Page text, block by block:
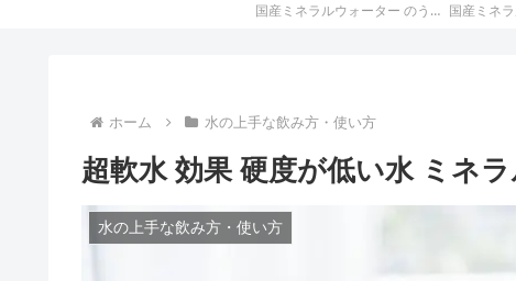
国産ミネラルウォーター のうち、 関東・甲信越地方のミネラルウォーター に関する情報です。
ホーム 水の上手な飲み方・使い方
超軟水 効果 硬度が低い水 ミネ
水の上手な飲み方・使い方